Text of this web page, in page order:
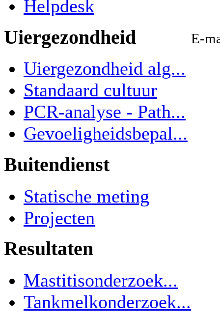
Helpdesk
Uiergezondheid
Uiergezondheid alg...
Standaard cultuur
PCR-analyse - Path...
Gevoeligheidsbepal...
Buitendienst
Statische meting
Projecten
Resultaten
Mastitisonderzoek...
Tankmelkonderzoek...
E-